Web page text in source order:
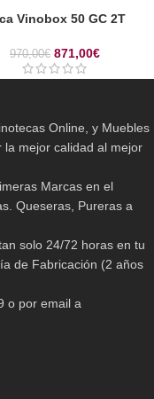
Vinobox 50 GC 2T
970,00€ 871,00€
Online, y Muebles
la mejor calidad al mejor
Marcas en el
Queseras, Pureras a
solo 24/72 horas en tu
de Fabricación (2 años
o por email a